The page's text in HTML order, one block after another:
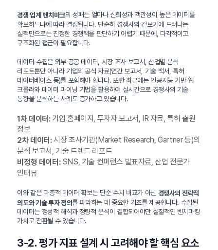
경쟁 업계 벤치마크의 성패는 얼마나 신뢰성과 객관성이 높은 데이터를
확보하느냐에 따라 결정됩니다. 단순히 경쟁사의 겉보기에 드러나는
실적만으로는 진정한 경쟁력을 판단하기 어렵기 때문에, 다각적이고
구조화된 접근이 필요합니다.
데이터 수집은 외부 공공 데이터, 시장 조사 보고서, 산업별 분석
리포트뿐만 아니라 기업의 공식 자료(연간 보고서, 기술 백서, 특허
데이터베이스 등)를 포함해야 합니다. 또한 최근에는 인공지능 기반 웹
크롤러와 데이터 마이닝 기법을 활용하여 실시간으로 경쟁사의 기술
동향을 분석하는 사례도 증가하고 있습니다.
1차 데이터:기업 홈페이지, 투자자 보고서, IR 자료, 특허 출원
정보
2차 데이터:시장 조사기관(Market Research, Gartner 등)의
분석 보고서, 기술 트렌드 리포트
비정형 데이터:SNS, 기술 컨퍼런스 발표자료, 산업 전문가
인터뷰
이와 같은 다층적 데이터 확보는 단순 수치 비교가 아닌 경쟁사의 전략적
의도와 기술 투자 정의를 파악하는 데 중요한 기초를 제공합니다. 수집된
데이터는 정성적 해석과 정량적 분석이 결합되어야만 실질적인 벤치마킹
가치로 전환될 수 있습니다.
3-2. 평가 지표 설계 시 고려해야 할 핵심 요소